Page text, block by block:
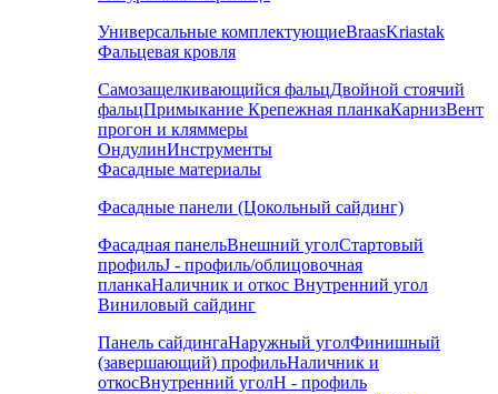
Универсальные комплектующиеBraasKriastak
Фальцевая кровля
Самозащелкивающийся фальцДвойной стоячий
фальцПримыкание Крепежная планкаКарнизВент
прогон и кляммеры
ОндулинИнструменты
Фасадные материалы
Фасадные панели (Цокольный сайдинг)
Фасадная панельВнешний уголСтартовый
профильJ - профиль/облицовочная
планкаНаличник и откос Внутренний угол
Виниловый сайдинг
Панель сайдингаНаружный уголФинишный
(завершающий) профильНаличник и
откосВнутренний уголH - профиль